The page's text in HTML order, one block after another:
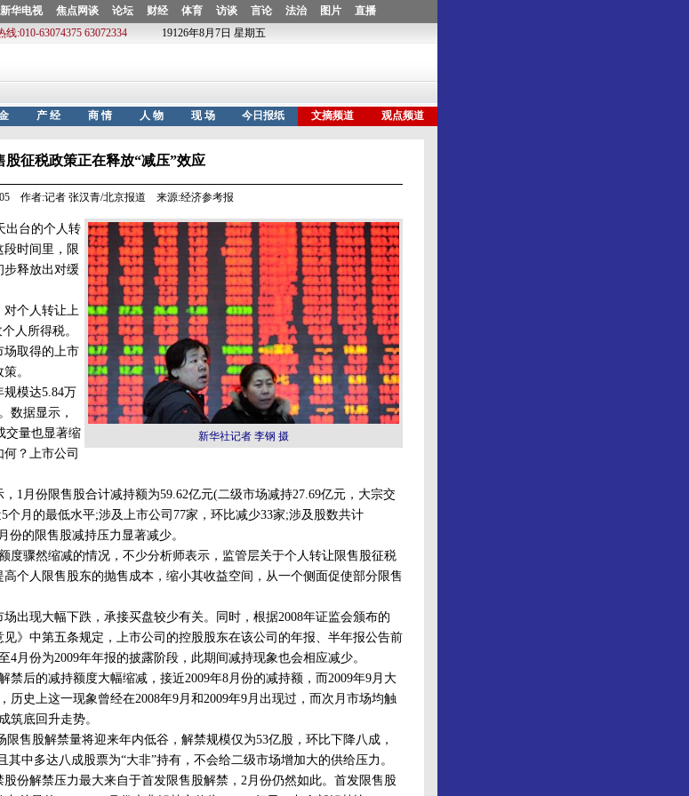
股征税政策正在释放“减压”效应
作者:记者 张汉青/北京报道 来源:经济参考报
新华社记者 李钢 摄
出台的个人转
段时间里，限
步释放出对缓
个人转让上
人所得税。
场取得的上市
。
模达5.84万
数据显示，
交量也显著缩
？上市公司
月份限售股合计减持额为59.62亿元(二级市场减持27.69亿元，大宗交
个月的最低水平;涉及上市公司77家，环比减少33家;涉及股数共计
份的限售股减持压力显著减少。
骤然缩减的情况，不少分析师表示，监管层关于个人转让限售股征税
个人限售股东的抛售成本，缩小其收益空间，从一个侧面促使部分限售
现大幅下跌，承接买盘较少有关。同时，根据2008年证监会颁布的
见》中第五条规定，上市公司的控股股东在该公司的年报、半年报公告前
4月份为2009年年报的披露阶段，此期间减持现象也会相应减少。
后的减持额度大幅缩减，接近2009年8月份的减持额，而2009年9月大
历史上这一现象曾经在2008年9月和2009年9月出现过，而次月市场均触
筑底回升走势。
股解禁量将迎来年内低谷，解禁规模仅为53亿股，环比下降八成，
中多达八成股票为“大非”持有，不会给二级市场增加大的供给压力。
解禁压力最大来自于首发限售股解禁，2月份仍然如此。首发限售股